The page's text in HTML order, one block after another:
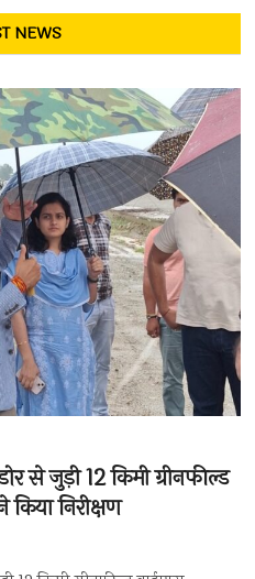
NEWS
से जुड़ी 12 किमी ग्रीनफील्ड
निरीक्षण